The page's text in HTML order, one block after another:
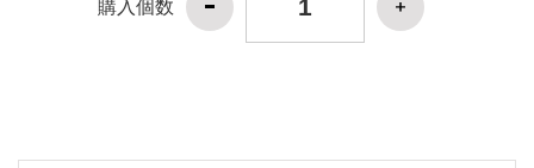
購入個数